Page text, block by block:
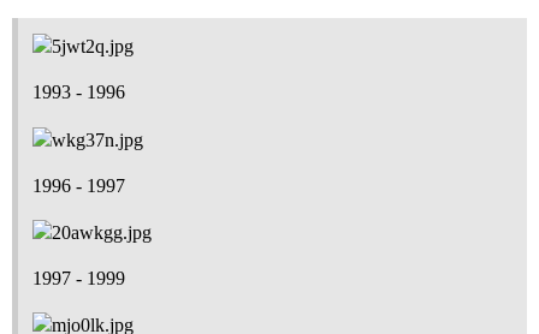
1993 - 1996
1996 - 1997
1997 - 1999